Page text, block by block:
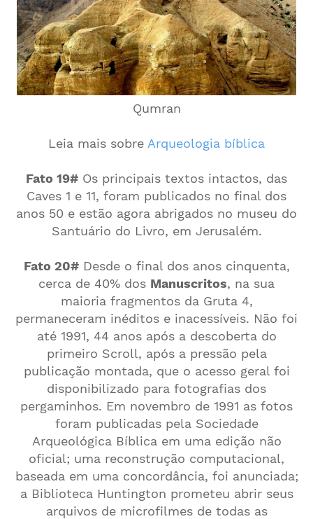
Qumran
Leia mais sobre Arqueologia bíblica
Fato 19# Os principais textos intactos, das
Caves 1 e 11, foram publicados no final dos
anos 50 e estão agora abrigados no museu do
Santuário do Livro, em Jerusalém.
Fato 20#Desde o final dos anos cinquenta,
cerca de 40% dos Manuscritos, na sua
maioria fragmentos da Gruta 4,
permaneceram inéditos e inacessíveis. Não foi
até 1991, 44 anos após a descoberta do
primeiro Scroll, após a pressão pela
publicação montada, que o acesso geral foi
disponibilizado para fotografias dos
pergaminhos. Em novembro de 1991 as fotos
foram publicadas pela Sociedade
Arqueológica Bíblica em uma edição não
oficial; uma reconstrução computacional,
baseada em uma concordância, foi anunciada;
a Biblioteca Huntington prometeu abrir seus
arquivos de microfilmes de todas as